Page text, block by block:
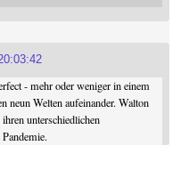
- mehr oder weniger in einem
neun Welten aufeinander. Walton
unterschiedlichen